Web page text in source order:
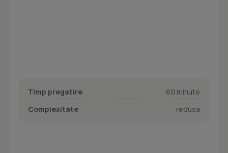
Timp pregatire
60 minute
Complexitate
redusa